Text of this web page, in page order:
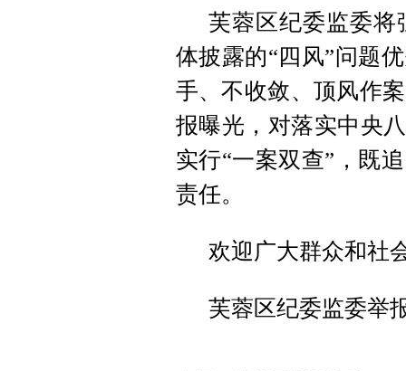
芙蓉区纪委监委将
体披露的“四风”问题
手、不收敛、顶风作
报曝光，对落实中央
实行“一案双查”，既
责任。
欢迎广大群众和社
芙蓉区纪委监委举